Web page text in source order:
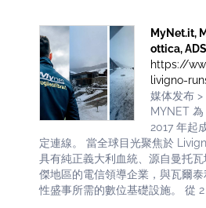
MyNet.it,
ottica,
https://
livigno-
媒体发布
MYNET
2017 年起
定連線。 當全球目光聚焦於
具有純正義大利血統、源自曼托
傑地區的電信領導企業，與瓦爾
性盛事所需的數位基礎設施。 從